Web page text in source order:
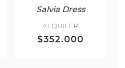
Salvia Dress
ALQUILER
$352.000